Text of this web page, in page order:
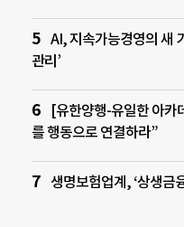
AI, 지속가능경영의 새
관리’
[유한양행-유일한 아카
를 행동으로 연결하라”
생명보험업계, ‘상생금